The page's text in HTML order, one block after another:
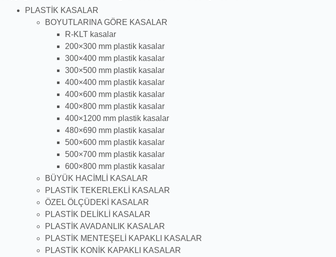
PLASTİK KASALAR
BOYUTLARINA GÖRE KASALAR
R-KLT kasalar
200×300 mm plastik kasalar
300×400 mm plastik kasalar
300×500 mm plastik kasalar
400×400 mm plastik kasalar
400×600 mm plastik kasalar
400×800 mm plastik kasalar
400×1200 mm plastik kasalar
480×690 mm plastik kasalar
500×600 mm plastik kasalar
500×700 mm plastik kasalar
600×800 mm plastik kasalar
BÜYÜK HACİMLİ KASALAR
PLASTİK TEKERLEKLİ KASALAR
ÖZEL ÖLÇÜDEKİ KASALAR
PLASTİK DELİKLİ KASALAR
PLASTİK AVADANLIK KASALAR
PLASTİK MENTEŞELİ KAPAKLI KASALAR
PLASTİK KONİK KAPAKLI KASALAR